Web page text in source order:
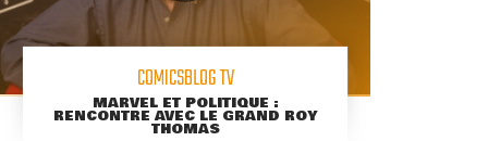
COMICSBLOG TV
MARVEL ET POLITIQUE :
RENCONTRE AVEC LE GRAND ROY
THOMAS